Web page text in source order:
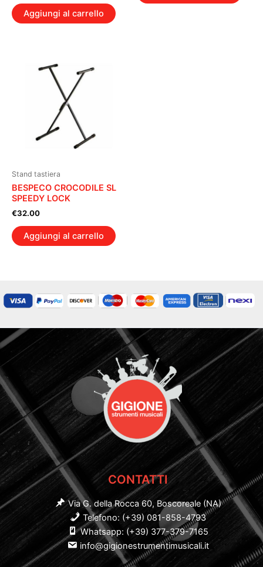
Aggiungi al carrello
Stand tastiera
BESPECO CROCODILE SL
SPEEDY LOCK
€32.00
Aggiungi al carrello
CONTATTI
Via G. della Rocca 60, Boscoreale (NA)
Telefono: (+39) 081-858-4793
Whatsapp: (+39) 377-379-7165
info@gigionestrumentimusicali.it